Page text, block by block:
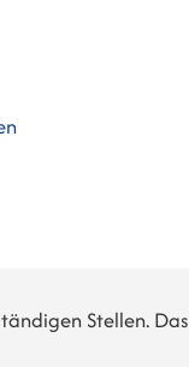
Stellen. Das